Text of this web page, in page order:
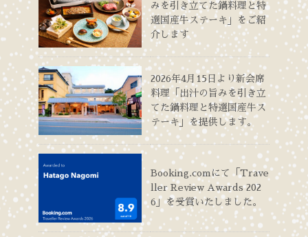
みを引き立てた鍋料理と特
選国産牛ステーキ」をご紹
介します
2026年4月15日より新会席
料理「出汁の旨みを引き立
てた鍋料理と特選国産牛ス
テーキ」を提供します。
Booking.comにて「Trave
ller Review Awards 202
6」を受賞いたしました。